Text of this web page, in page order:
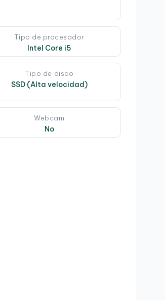
Tipo de procesador
Intel Core i5
Tipo de disco
SSD (Alta velocidad)
Webcam
No